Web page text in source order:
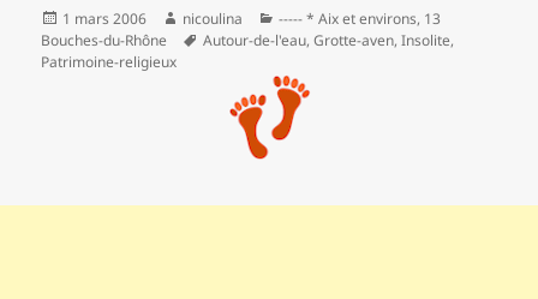
Publié
le
1 mars 2006 Auteur
nicoulina Catégories
----- * Aix et environs, 13
Bouches-du-Rhône
Mots-
clés
Autour-de-l'eau,Grotte-aven,Insolite,
Patrimoine-religieux